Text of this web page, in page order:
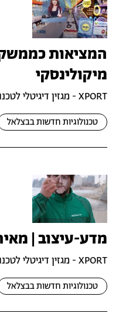
המציאות
מיקולינסקי
XPORT - מגזין דיגיטלי לטכנולוגיות יוצרות
טכנולוגיות חדשות בבצלאל
מדע-עיצוב |
XPORT - מגזין דיגיטלי לטכנולוגיות יוצרות
טכנולוגיות חדשות בבצלאל